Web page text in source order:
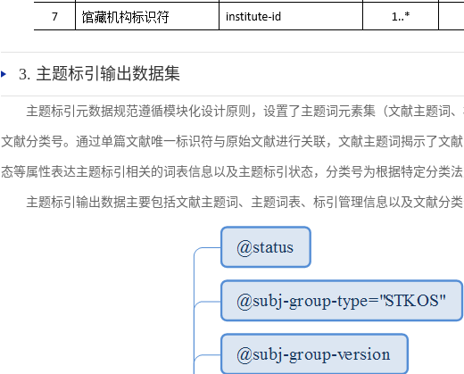
3. 主题标引输出数据集
主题标引元数据规范遵循模块化设计原则，设置了主题词元素集（文献主题词
文献分类号。通过单篇文献唯一标识符与原始文献进行关联，文献主题词揭示了文
态等属性表达主题标引相关的词表信息以及主题标引状态，分类号为根据特定分类
主题标引输出数据主要包括文献主题词、主题词表、标引管理信息以及文献分